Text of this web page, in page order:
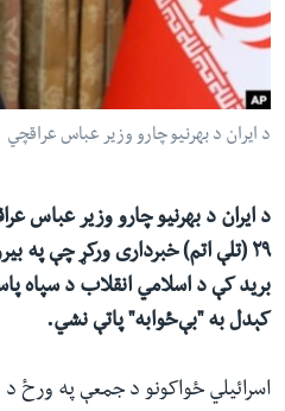
شئ
ځای
له مونږ سره په تماس کې پاتې شئ
د ایران د بهرنیو چارو وزیر عباس عراقچي
د ایران د بهرنیو چارو وزیر عباس
۲۹ (تلې اتم) خبرداری ورکړ چې په
برید کې د اسلامي‌ انقلاب د سپاه
کېدل به "بې‌ځوابه" پاتې نشي.
اسرائیلي ځواکونو د جمعې په ورځ